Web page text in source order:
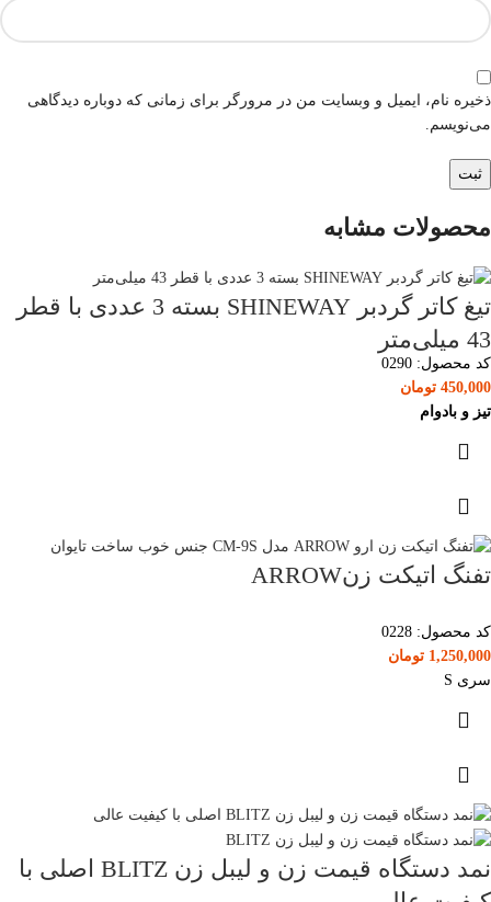
ذخیره نام، ایمیل و وبسایت من در مرورگر برای زمانی که دوباره دیدگاهی
می‌نویسم.
محصولات مشابه
تیغ کاتر گردبر SHINEWAY بسته 3 عددی با قطر
43 میلی‌متر
کد محصول: 0290
450,000 تومان
تیز و بادوام
تفنگ اتیکت زنARROW
کد محصول: 0228
1,250,000 تومان
سری S
نمد دستگاه قیمت زن و لیبل زن BLITZ اصلی با